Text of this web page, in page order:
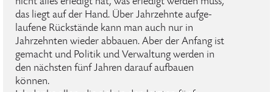
das liegt auf der Hand. Über Jahrzehnte aufge­
laufene Rückstände kann man auch nur in
Jahrzehnten wieder abbauen. Aber der Anfang ist
gemacht und Politik und Verwaltung werden in
den nächsten fünf Jahren darauf aufbauen
können.